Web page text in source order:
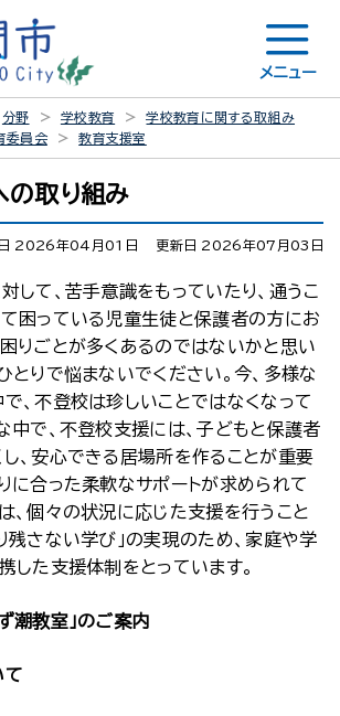
メニュー
分野 学校教育
学校教育に関する取組み
委員会 教育支援室
の取り組み
2026年04月01日 更新日 2026年07月03日
して、苦手意識をもっていたり、通うこ
困っている児童生徒と保護者の方にお
りごとが多くあるのではないかと思い
とりで悩まないでください。今、多様な
、不登校は珍しいことではなくなって
中で、不登校支援には、子どもと保護者
、安心できる居場所を作ることが重要
に合った柔軟なサポートが求められて
、個々の状況に応じた支援を行うこと
残さない学び」の実現のため、家庭や学
した支援体制をとっています。
潮教室」のご案内
て